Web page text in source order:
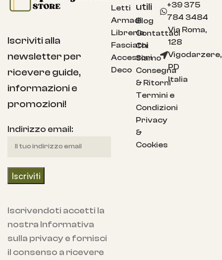
Iscriviti alla
newsletter per
ricevere guide,
informazioni e
promozioni!
Indirizzo email:
Iscrivendoti accetti la
nostra Informativa
sulla privacy e fornisci
il consenso a ricevere
Letti
Armadi
Librerie
Fasciatoi
Accessori
Deco
utili
Blog
Contattaci
Chi
Siamo
Consegna
& Ritorni
Termini e
Condizioni
Privacy
&
Cookies
+39 375
784 3484
Via Roma,
128
Vigodarzere,
PD
Italia